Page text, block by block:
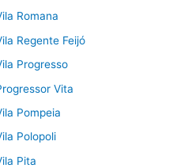
Romana
Regente Feijó
Progresso
Vita
Pompeia
Polopoli
Pita